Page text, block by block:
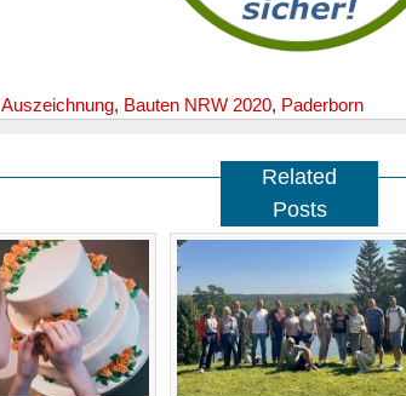
Auszeichnung, Bauten NRW 2020, Paderborn
Related
Posts